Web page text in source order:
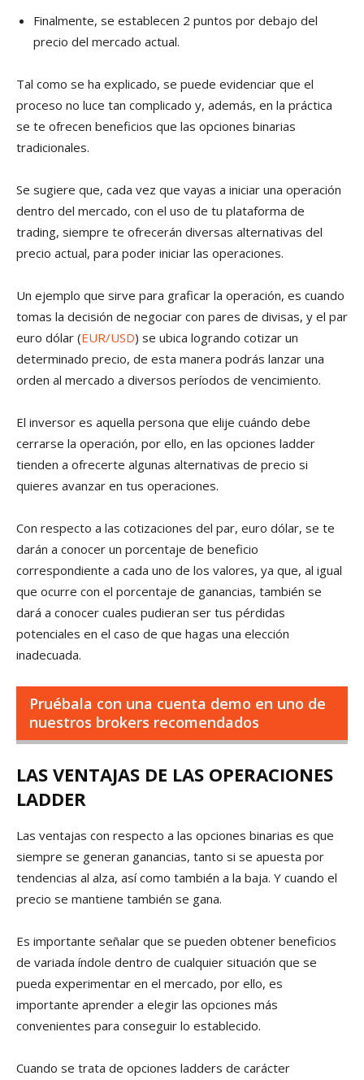
Finalmente, se establecen 2 puntos por debajo del
precio del mercado actual.
Tal como se ha explicado, se puede evidenciar que el
proceso no luce tan complicado y, además, en la práctica
se te ofrecen beneficios que las opciones binarias
tradicionales.
Se sugiere que, cada vez que vayas a iniciar una operación
dentro del mercado, con el uso de tu plataforma de
trading, siempre te ofrecerán diversas alternativas del
precio actual, para poder iniciar las operaciones.
Un ejemplo que sirve para graficar la operación, es cuando
tomas la decisión de negociar con pares de divisas, y el par
euro dólar (EUR/USD) se ubica logrando cotizar un
determinado precio, de esta manera podrás lanzar una
orden al mercado a diversos períodos de vencimiento.
El inversor es aquella persona que elije cuándo debe
cerrarse la operación, por ello, en las opciones ladder
tienden a ofrecerte algunas alternativas de precio si
quieres avanzar en tus operaciones.
Con respecto a las cotizaciones del par, euro dólar, se te
darán a conocer un porcentaje de beneficio
correspondiente a cada uno de los valores, ya que, al igual
que ocurre con el porcentaje de ganancias, también se
dará a conocer cuales pudieran ser tus pérdidas
potenciales en el caso de que hagas una elección
inadecuada.
Pruébala con una cuenta demo en uno de
nuestros brokers recomendados
LAS VENTAJAS DE LAS OPERACIONES
LADDER
Las ventajas con respecto a las opciones binarias es que
siempre se generan ganancias, tanto si se apuesta por
tendencias al alza, así como también a la baja. Y cuando el
precio se mantiene también se gana.
Es importante señalar que se pueden obtener beneficios
de variada índole dentro de cualquier situación que se
pueda experimentar en el mercado, por ello, es
importante aprender a elegir las opciones más
convenientes para conseguir lo establecido.
Cuando se trata de opciones ladders de carácter